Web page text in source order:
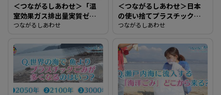
＜つながるしあわせ＞「温
室効果ガス排出量実質ゼロ
＝ネット・ネットカーボ
いつ？
つながるしあわせ
＜つながるしあわせ＞日本
の使い捨てプラスチックご
みの量は世界で何番目？
つながるしあわせ